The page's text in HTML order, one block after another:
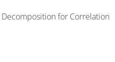
for Correlation